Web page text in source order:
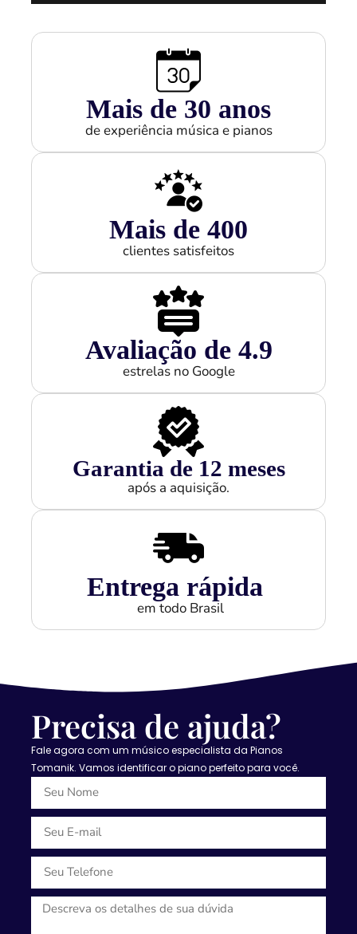
Mais de 30 anos
de experiência música e pianos
Mais de 400
clientes satisfeitos
Avaliação de 4.9
estrelas no Google
Garantia de 12 meses
após a aquisição.
Entrega rápida
em todo Brasil
Precisa de ajuda?
Fale agora com um músico especialista da Pianos
Tomanik. Vamos identificar o piano perfeito para você.